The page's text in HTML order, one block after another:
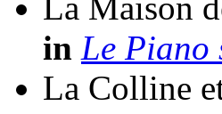
La Maison
in Le Piano
La Colline